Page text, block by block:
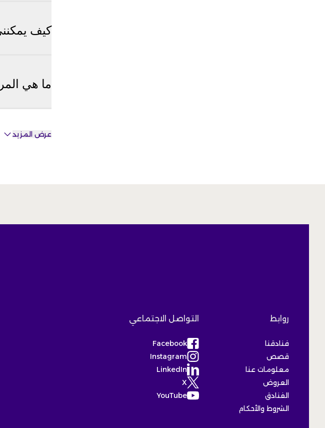
كيف
ما هي
عرض المزيد
روابط
فنادقنا
قصص
معلومات عنا
العروض
الفنادق
الشروط والأحكام
التواصل الاجتماعي
Facebook
(Opens in a new tab)
Instagram
(Opens in a new tab)
LinkedIn
(Opens in a new tab)
X
(Opens in a new tab)
YouTube
(Opens in a new tab)